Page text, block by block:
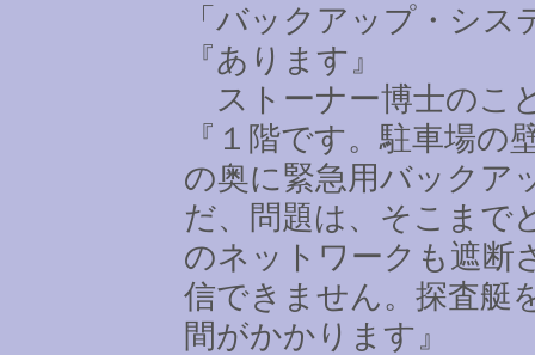
「バックアップ・シ
『あります』
ストーナー博士のこ
『１階です。駐車場
の奥に緊急用バックア
だ、問題は、そこまで
のネットワークも遮断
信できません。探査艇
間がかかります』